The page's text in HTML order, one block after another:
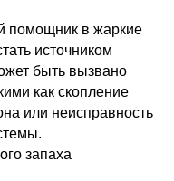
помощник в жаркие
источником
быть вызвано
как скопление
или неисправность
запаха